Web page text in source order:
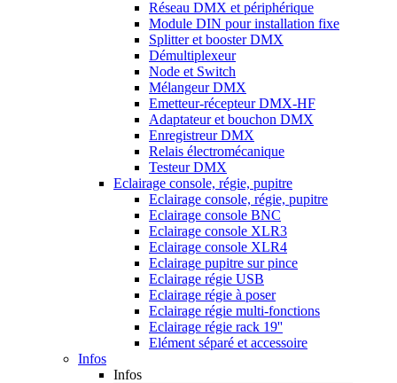
Réseau DMX et périphérique
Module DIN pour installation fixe
Splitter et booster DMX
Démultiplexeur
Node et Switch
Mélangeur DMX
Emetteur-récepteur DMX-HF
Adaptateur et bouchon DMX
Enregistreur DMX
Relais électromécanique
Testeur DMX
Eclairage console, régie, pupitre
Eclairage console, régie, pupitre
Eclairage console BNC
Eclairage console XLR3
Eclairage console XLR4
Eclairage pupitre sur pince
Eclairage régie USB
Eclairage régie à poser
Eclairage régie multi-fonctions
Eclairage régie rack 19''
Elément séparé et accessoire
Infos
Infos